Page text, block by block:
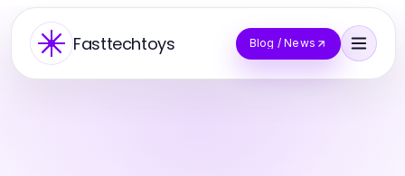
Fasttechtoys Blog / News